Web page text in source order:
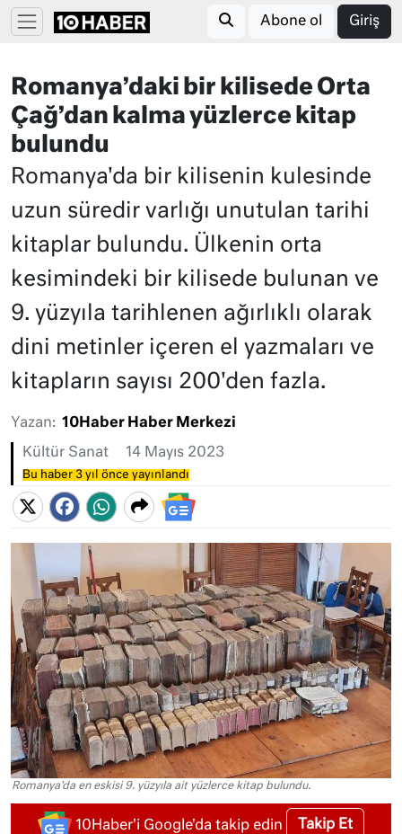
Abone ol Giriş
Romanya’daki bir kilisede Orta
Çağ’dan kalma yüzlerce kitap
bulundu
Romanya'da bir kilisenin kulesinde
uzun süredir varlığı unutulan tarihi
kitaplar bulundu. Ülkenin orta
kesimindeki bir kilisede bulunan ve
9. yüzyıla tarihlenen ağırlıklı olarak
dini metinler içeren el yazmaları ve
kitapların sayısı 200'den fazla.
Yazan: 10Haber Haber Merkezi
Kültür Sanat 14 Mayıs 2023
Bu haber 3 yıl önce yayınlandı
Romanya'da en eskisi 9. yüzyıla ait yüzlerce kitap bulundu.
10Haber'i Google'da takip edin Takip Et